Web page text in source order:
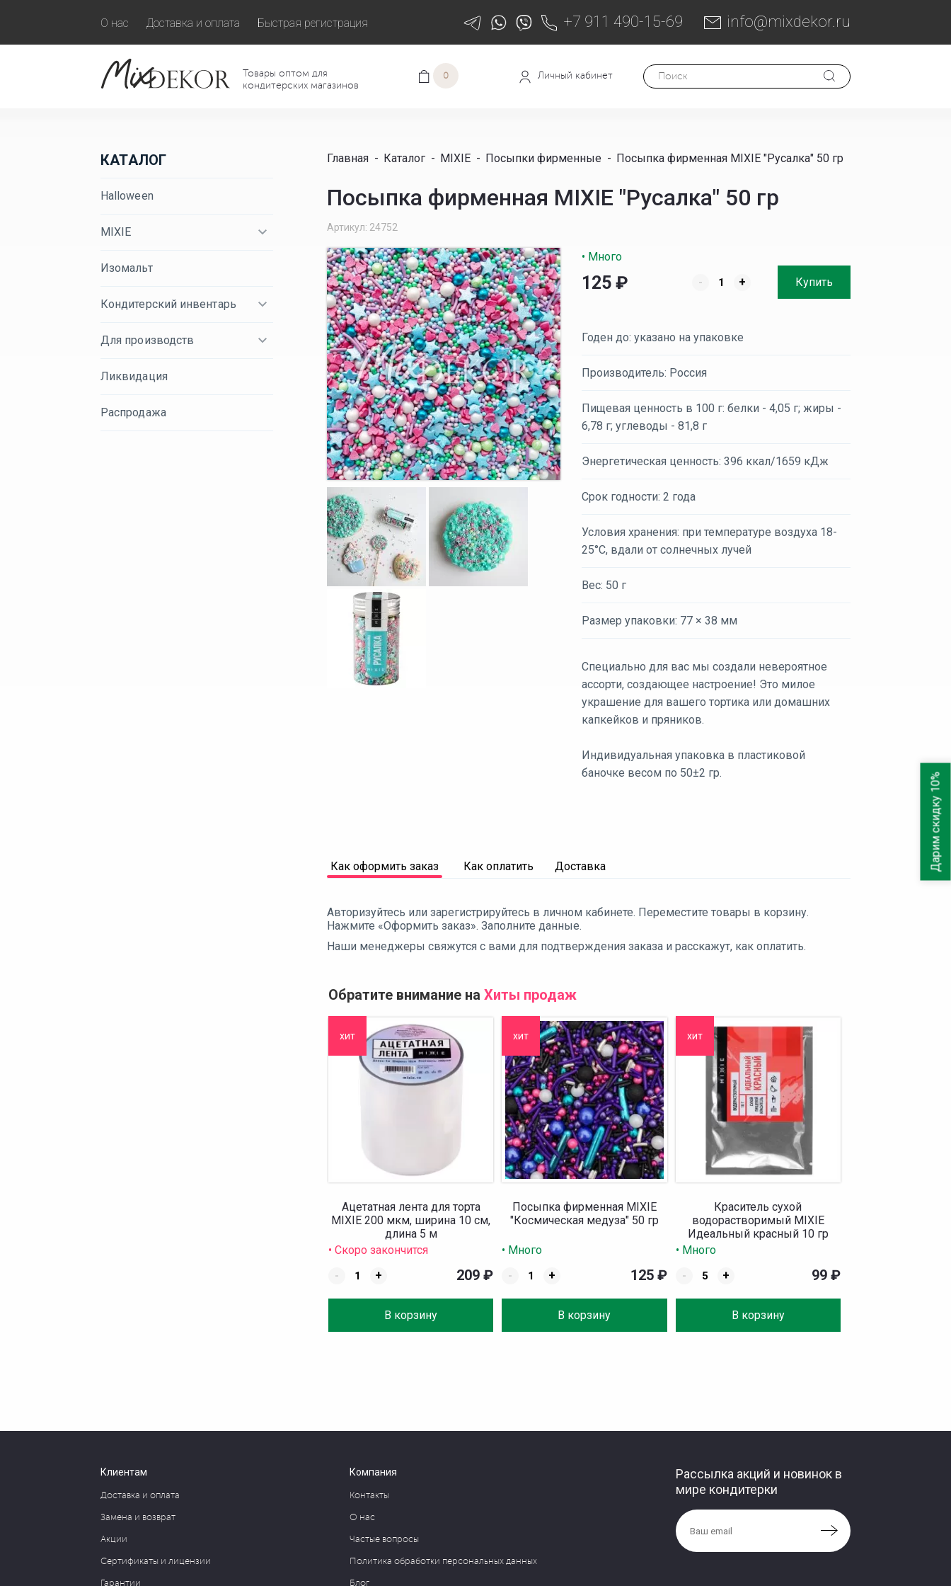
О нас Доставка и оплата Быстрая регистрация +7 911 490-15-69 info@mixdekor.ru
Товары оптом для
кондитерских магазинов
0 Личный кабинет
КАТАЛОГ
Halloween
MIXIE
Изомальт
Кондитерский инвентарь
Для производств
Ликвидация
Распродажа
Главная - Каталог - MIXIE - Посыпки фирменные - Посыпка фирменная MIXIE "Русалка" 50 гр
Посыпка фирменная MIXIE "Русалка" 50 гр
Артикул: 24752
• Много
125 ₽ - + Купить
Годен до: указано на упаковке
Производитель: Россия
Пищевая ценность в 100 г: белки - 4,05 г; жиры -
6,78 г; углеводы - 81,8 г
Энергетическая ценность: 396 ккал/1659 кДж
Срок годности: 2 года
Условия хранения: при температуре воздуха 18-
25°С, вдали от солнечных лучей
Вес: 50 г
Размер упаковки: 77 × 38 мм
Специально для вас мы создали невероятное
ассорти, создающее настроение! Это милое
украшение для вашего тортика или домашних
капкейков и пряников.
Индивидуальная упаковка в пластиковой
баночке весом по 50±2 гр.
Как оформить заказ Как оплатить Доставка
Авторизуйтесь или зарегистрируйтесь в личном кабинете. Переместите товары в корзину.
Нажмите «Оформить заказ». Заполните данные.
Наши менеджеры свяжутся с вами для подтверждения заказа и расскажут, как оплатить.
Обратите внимание на Хиты продаж
хит
Ацетатная лента для торта
MIXIE 200 мкм, ширина 10 см,
длина 5 м
• Скоро закончится
-
+
В корзину
209₽
хит
Посыпка фирменная MIXIE
"Космическая медуза" 50 гр
• Много
-
+
В корзину
125 ₽
хит
Краситель сухой
водорастворимый MIXIE
Идеальный красный 10 гр
• Много
-
+
В корзину
99 ₽
Клиентам
Доставка и оплата
Замена и возврат
Акции
Сертификаты и лицензии
Гарантии
Компания
Контакты
О нас
Частые вопросы
Политика обработки персональных данных
Блог
Рассылка акций и новинок в
мире кондитерки
Дарим скидку 10%